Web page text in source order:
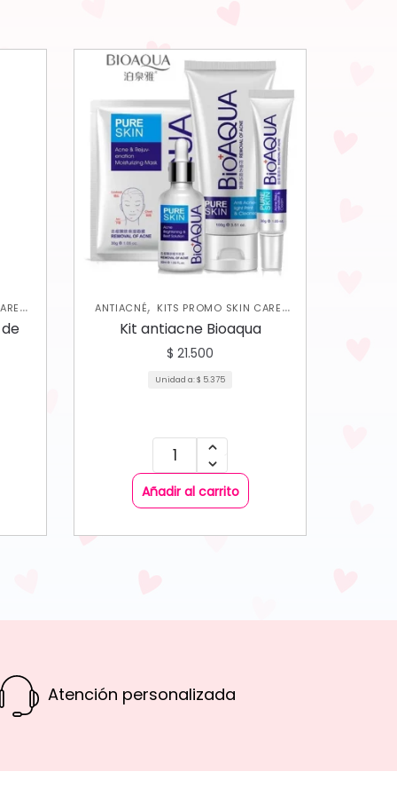
ANTIACNÉ, KITS PROMO SKIN CARE,
SKIN CARE FACIAL
Kit antiacne Bioaqua
$ 21.500
Unidad a:$ 5.375
Añadir al carrito
Atención personalizada